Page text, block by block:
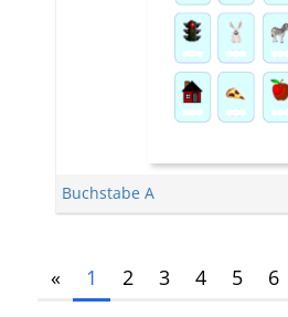
Buchstabe A
« 1 2 3 4 5 6